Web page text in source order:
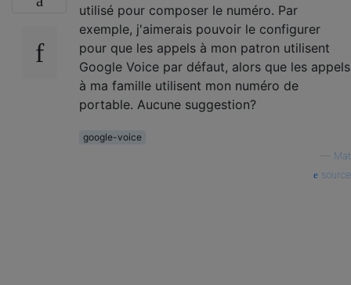
utilisé pour composer le numéro. Par
exemple, j'aimerais pouvoir le configurer
pour que les appels à mon patron utilisent
Google Voice par défaut, alors que les appels
à ma famille utilisent mon numéro de
portable. Aucune suggestion?
google-voice
Mat
source